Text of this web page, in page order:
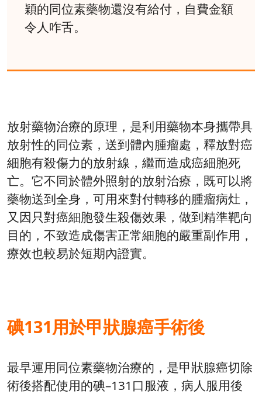
穎的同位素藥物還沒有給付，自費金額
令人咋舌。
放射藥物治療的原理，是利用藥物本身攜帶具
放射性的同位素，送到體內腫瘤處，釋放對癌
細胞有殺傷力的放射線，繼而造成癌細胞死
亡。它不同於體外照射的放射治療，既可以將
藥物送到全身，可用來對付轉移的腫瘤病灶，
又因只對癌細胞發生殺傷效果，做到精準靶向
目的，不致造成傷害正常細胞的嚴重副作用，
療效也較易於短期內證實。
碘131用於甲狀腺癌手術後
最早運用同位素藥物治療的，是甲狀腺癌切除
術後搭配使用的碘–131口服液，病人服用後